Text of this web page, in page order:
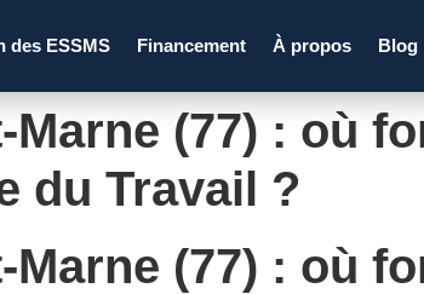
des ESSMS Financement À propos Blog
(77) : où
du Travail ?
(77) : où